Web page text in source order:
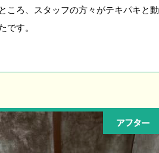
ころ、スタッフの方々がテキパキと動
す。
アフター